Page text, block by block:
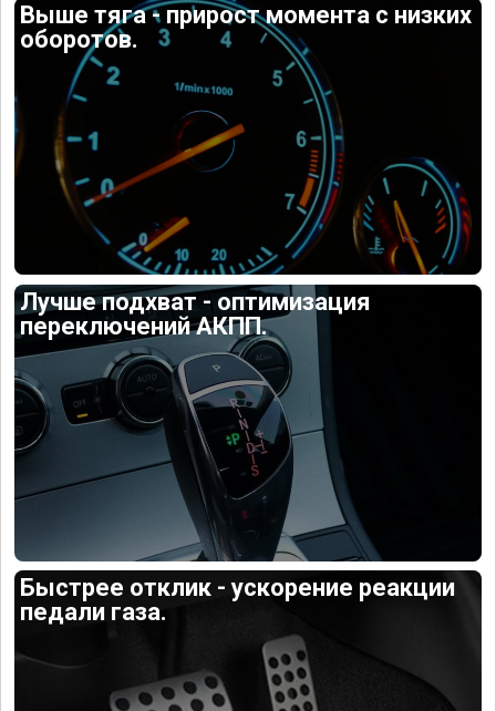
Выше тяга - прирост момента с низких
оборотов.
Лучше подхват - оптимизация
переключений АКПП.
Быстрее отклик - ускорение реакции
педали газа.